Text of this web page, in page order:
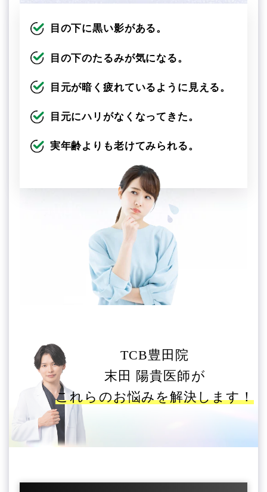
目の下に黒い影がある。
目の下のたるみが気になる。
目元が暗く疲れているように見える。
目元にハリがなくなってきた。
実年齢よりも老けてみられる。
TCB豊田院
末田 陽貴医師が
これらのお悩みを解決します！